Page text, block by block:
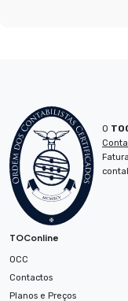
O
TOConline
OCC
Contactos
Planos e Preços